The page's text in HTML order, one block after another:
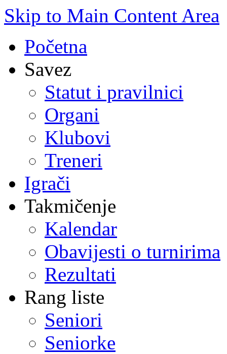
Skip to Main Content Area
Početna
Savez
Statut i pravilnici
Organi
Klubovi
Treneri
Igrači
Takmičenje
Kalendar
Obavijesti o turnirima
Rezultati
Rang liste
Seniori
Seniorke